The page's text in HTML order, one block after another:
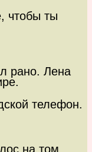
чтобы ты
рано. Лена
телефон.
на том